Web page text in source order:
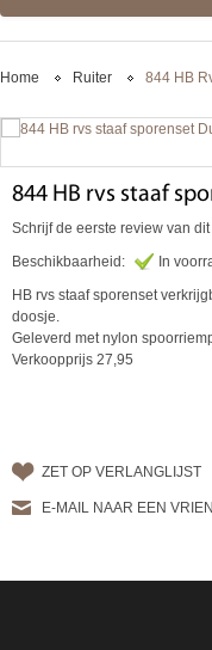
Home Ruiter 844 HB
844 HB rvs staaf
Schrijf de eerste review van
Beschikbaarheid:
In
HB rvs staaf sporenset
doosje.
Geleverd met nylon
Verkoopprijs 27,95
ZET OP VERLANGLIJST
E-MAIL NAAR EEN